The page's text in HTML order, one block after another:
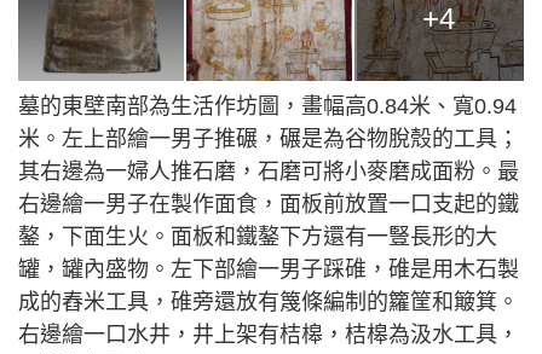
+4
墓的東壁南部為生活作坊圖，畫幅高0.84米、寬0.94
米。左上部繪一男子推碾，碾是為谷物脫殼的工具；
其右邊為一婦人推石磨，石磨可將小麥磨成面粉。最
右邊繪一男子在製作面食，面板前放置一口支起的鐵
鏊，下面生火。面板和鐵鏊下方還有一豎長形的大
罐，罐內盛物。左下部繪一男子踩碓，碓是用木石製
成的舂米工具，碓旁還放有篾條編制的籮筐和簸箕。
右邊繪一口水井，井上架有桔槔，桔槔為汲水工具，